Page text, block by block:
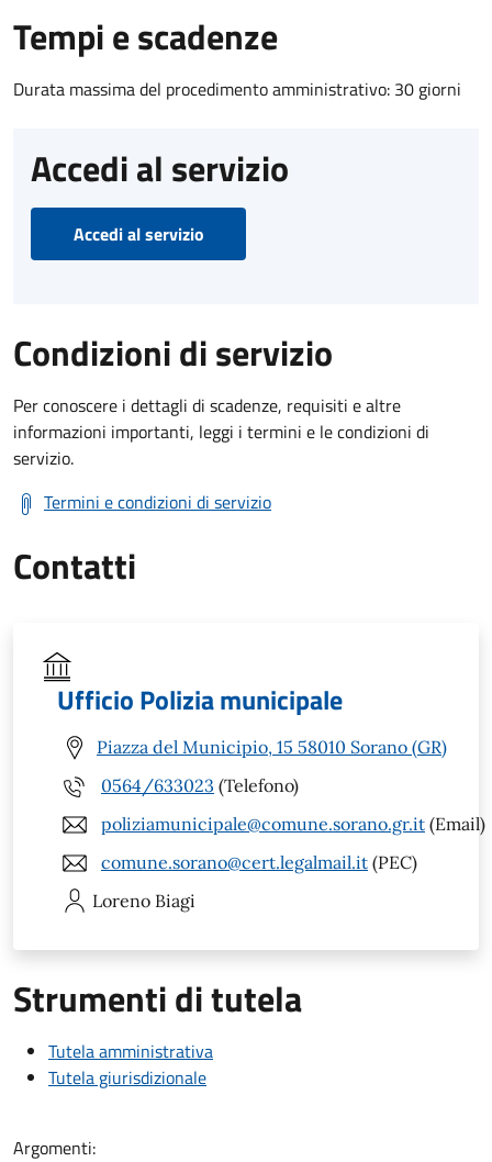
Tempi e scadenze
Durata massima del procedimento amministrativo: 30 giorni
Accedi al servizio
Accedi al servizio
Condizioni di servizio
Per conoscere i dettagli di scadenze, requisiti e altre
informazioni importanti, leggi i termini e le condizioni di
servizio.
Termini e condizioni di servizio
Contatti
Ufficio Polizia municipale
Piazza del Municipio, 15 58010 Sorano (GR)
0564/633023 (Telefono)
poliziamunicipale@comune.sorano.gr.it (Email)
comune.sorano@cert.legalmail.it (PEC)
Loreno Biagi
Strumenti di tutela
Tutela amministrativa
Tutela giurisdizionale
Argomenti: